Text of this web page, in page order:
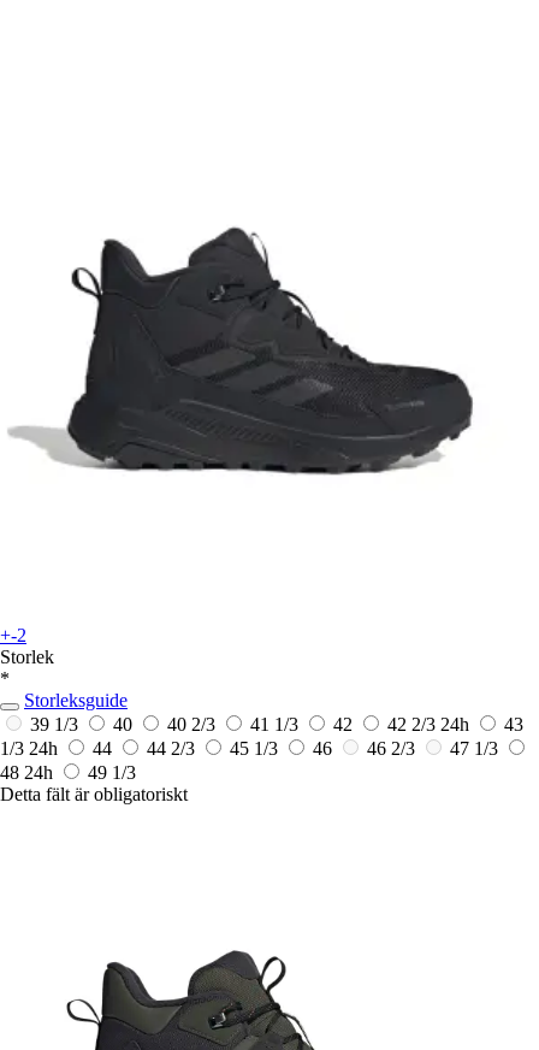
+-2
Storlek
*
Storleksguide
39 1/3
40 40 2/3 41 1/3 42 42 2/3 24h
43
1/3 24h 44 44 2/3 45 1/3 46 46 2/3
47 1/3
48 24h
49 1/3
Detta fält är obligatoriskt